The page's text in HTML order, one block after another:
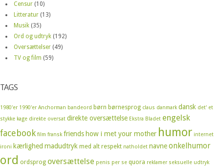
Censur (10)
Litteratur (13)
Musik (35)
Ord og udtryk (192)
Oversættelser (49)
TV og film (59)
TAGS
1980'er 1990'er Anchorman bandeord børn børnesprog claus danmark dansk det' et
stykke kage direkte oversat direkte oversættelse Ekstra Bladet engelsk
facebook film fransk friends how i met your mother humor internet
ironi kærlighed madudtryk med alt respekt natholdet navneonkelhumor
ord ordsprog oversættelse penis per se quora reklamer seksuelle udtryk